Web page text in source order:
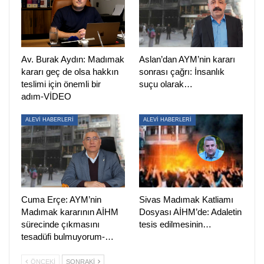
toplantıda, İstihbarat Daire Başkanı olan Ramazan Akyürek
ne F4 raporundan [Dink’in öldürüleceğine dair istihbarat
raporu] ne de 17 Şubat 2006 tarihli, bu istihbarata ilişkin
Trabzon’un İstanbul’a gönderdiği yazıdan bahsetmedi.
Cinayetten sonra bile Akyürek belgeleri gizlemeye devam
*Toplantıda Akyürek dahil herkese ellerinde bilgi olup
olmadığını sordum, Akyürek omuz silkerek “yok” dedi.
* Ogün Samast’ın ismi belli olduktan sonra Akyürek
sessizce dinlemeye devam etti, yargılamada öğrendik ki
aslında o sırada Erhan Tuncel’e sordurtuyormuş.
“Zenit’in Tuncel’in sorgusuna girmemesi jandarma
bağlantısını örttü”
* Erhan Tuncel’in Yardımcı İstihbarat Elemanı olduğunu
Av. Burak Aydın: Madımak
kararı geç de olsa hakkın
teslimi için önemli bir
adım-VİDEO
Aslan’dan AYM’nin kararı
sonrası çağrı: İnsanlık
suçu olarak…
ALEVİ HABERLERİ
Cuma Erçe: AYM’nin
Madımak kararının AİHM
sürecinde çıkmasını
tesadüfi bulmuyorum-…
ALEVİ HABERLERİ
Sivas Madımak Katliamı
Dosyası AİHM’de: Adaletin
tesis edilmesinin…
ÖNCEKI SONRAKI